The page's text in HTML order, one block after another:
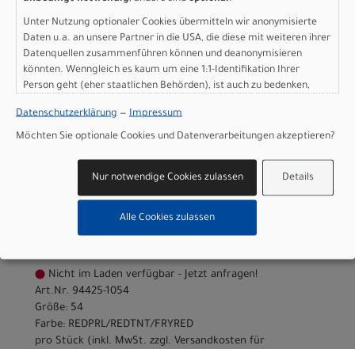
Nicht im Laden verfügbar - Jetzt anfragen!
Art.Nr. 94425-1052
Größe: 52
Farbe: REDPRL/REDTNT/FRYRED
pro Stück (inkl. MwSt. zzgl.Versandkosten für
8.000,00 EUR
Specialized ROUBAIX PRO
REDPRL/REDTNT/FRYRED
Nicht im Laden verfügbar - Jetzt anfragen!
Art.Nr. 94425-1054
Größe: 54
Farbe: REDPRL/REDTNT/FRYRED
pro Stück (inkl. MwSt. zzgl. Versandkosten für
Unter Nutzung optionaler Cookies übermitteln wir anonymisierte
Daten u.a. an unsere Partner in die USA, die diese mit weiteren ihrer
Datenquellen zusammenführen können und deanonymisieren
könnten. Wenngleich es kaum um eine 1:1-Identifikation Ihrer
Person geht (eher staatlichen Behörden), ist auch zu bedenken,
sind wie bei uns in der Europäischen Union.
Datenschutzerklärung — Impressum
Möchten Sie optionale Cookies und Datenverarbeitungen akzeptieren?
Details
Nur notwendige Cookies zulassen
Alle Cookies zulassen